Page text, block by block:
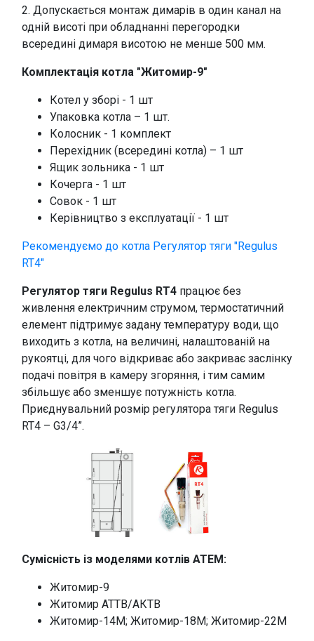
2. Допускається монтаж димарів в один канал на
одній висоті при обладнанні перегородки
всередині димаря висотою не менше 500 мм.
Комплектація котла "Житомир-9"
Котел у зборі - 1 шт
Упаковка котла – 1 шт.
Колосник - 1 комплект
Перехідник (всередині котла) – 1 шт
Ящик зольника - 1 шт
Кочерга - 1 шт
Совок - 1 шт
Керівництво з експлуатації - 1 шт
Рекомендуємо до котла Регулятор тяги "Regulus
RT4"
Регулятор тяги Regulus RT4 працює без
живлення електричним струмом, термостатичний
елемент підтримує задану температуру води, що
виходить з котла, на величині, налаштованій на
рукоятці, для чого відкриває або закриває заслінку
подачі повітря в камеру згоряння, і тим самим
збільшує або зменшує потужність котла.
Приєднувальний розмір регулятора тяги Regulus
RT4 – G3/4”.
Сумісність із моделями котлів АТЕМ:
Житомир-9
Житомир АТТВ/АКТВ
Житомир-14М; Житомир-18М; Житомир-22М